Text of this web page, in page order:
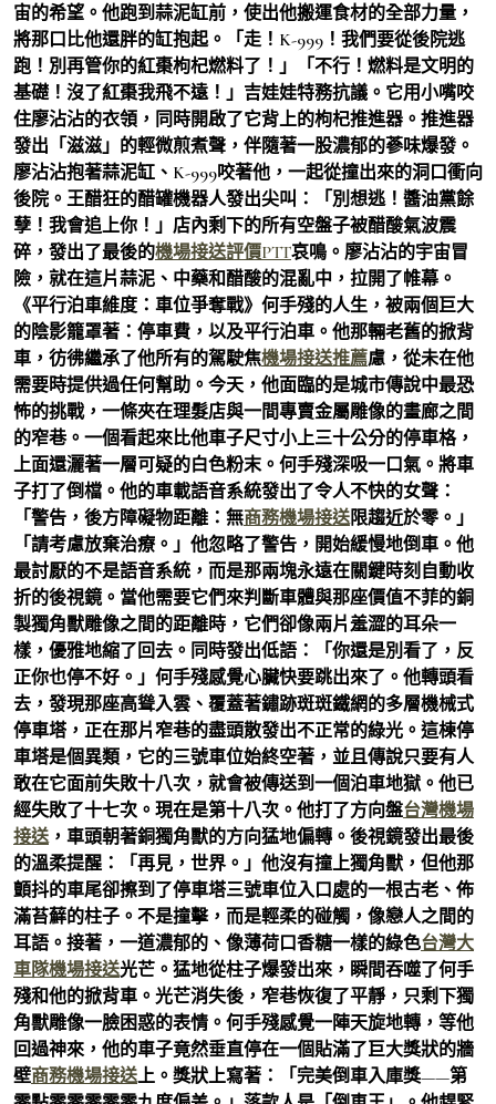
宙的希望。他跑到蒜泥缸前，使出他搬運食材的全部力量，
將那口比他還胖的缸抱起。「走！K-999！我們要從後院逃
跑！別再管你的紅棗枸杞燃料了！」「不行！燃料是文明的
基礎！沒了紅棗我飛不遠！」吉娃娃特務抗議。它用小嘴咬
住廖沾沾的衣領，同時開啟了它背上的枸杞推進器。推進器
發出「滋滋」的輕微煎煮聲，伴隨著一股濃郁的蔘味爆發。
廖沾沾抱著蒜泥缸、K-999咬著他，一起從撞出來的洞口衝向
後院。王醋狂的醋罐機器人發出尖叫：「別想逃！醬油黨餘
孽！我會追上你！」店內剩下的所有空盤子被醋酸氣波震
碎，發出了最後的機場接送評價PTT哀鳴。廖沾沾的宇宙冒
險，就在這片蒜泥、中藥和醋酸的混亂中，拉開了帷幕。
《平行泊車維度：車位爭奪戰》何手殘的人生，被兩個巨大
的陰影籠罩著：停車費，以及平行泊車。他那輛老舊的掀背
車，彷彿繼承了他所有的駕駛焦機場接送推薦慮，從未在他
需要時提供過任何幫助。今天，他面臨的是城市傳說中最恐
怖的挑戰，一條夾在理髮店與一間專賣金屬雕像的畫廊之間
的窄巷。一個看起來比他車子尺寸小上三十公分的停車格，
上面還灑著一層可疑的白色粉末。何手殘深吸一口氣。將車
子打了倒檔。他的車載語音系統發出了令人不快的女聲：
「警告，後方障礙物距離：無商務機場接送限趨近於零。」
「請考慮放棄治療。」他忽略了警告，開始緩慢地倒車。他
最討厭的不是語音系統，而是那兩塊永遠在關鍵時刻自動收
折的後視鏡。當他需要它們來判斷車體與那座價值不菲的銅
製獨角獸雕像之間的距離時，它們卻像兩片羞澀的耳朵一
樣，優雅地縮了回去。同時發出低語：「你還是別看了，反
正你也停不好。」何手殘感覺心臟快要跳出來了。他轉頭看
去，發現那座高聳入雲、覆蓋著鏽跡斑斑鐵網的多層機械式
停車塔，正在那片窄巷的盡頭散發出不正常的綠光。這棟停
車塔是個異類，它的三號車位始終空著，並且傳說只要有人
敢在它面前失敗十八次，就會被傳送到一個泊車地獄。他已
經失敗了十七次。現在是第十八次。他打了方向盤台灣機場
接送，車頭朝著銅獨角獸的方向猛地偏轉。後視鏡發出最後
的溫柔提醒：「再見，世界。」他沒有撞上獨角獸，但他那
顫抖的車尾卻擦到了停車塔三號車位入口處的一根古老、佈
滿苔蘚的柱子。不是撞擊，而是輕柔的碰觸，像戀人之間的
耳語。接著，一道濃郁的、像薄荷口香糖一樣的綠色台灣大
車隊機場接送光芒。猛地從柱子爆發出來，瞬間吞噬了何手
殘和他的掀背車。光芒消失後，窄巷恢復了平靜，只剩下獨
角獸雕像一臉困惑的表情。何手殘感覺一陣天旋地轉，等他
回過神來，他的車子竟然垂直停在一個貼滿了巨大獎狀的牆
壁商務機場接送上。獎狀上寫著：「完美倒車入庫獎——第